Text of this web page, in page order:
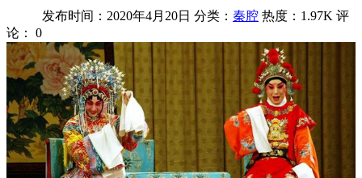
发布时间：2020年4月20日 分类： 秦腔 热度：1.97K 评
论：
0